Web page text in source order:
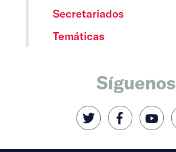
Secretariados
Temáticas
Síguenos